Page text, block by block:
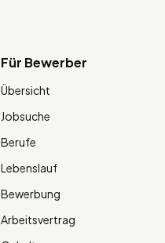
Für Bewerber
Übersicht
Jobsuche
Berufe
Lebenslauf
Bewerbung
Arbeitsvertrag